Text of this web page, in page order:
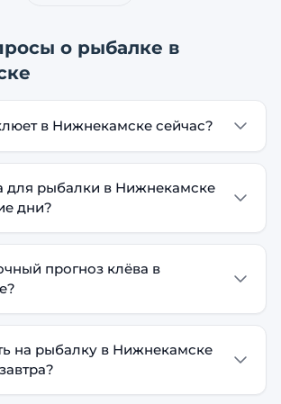
о рыбалке в
в Нижнекамске сейчас?
для рыбалки в Нижнекамске
дни?
прогноз клёва в
на рыбалку в Нижнекамске